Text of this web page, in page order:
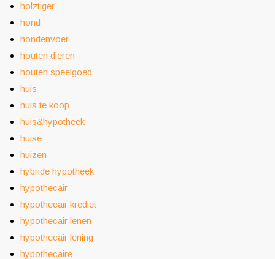
holztiger
hond
hondenvoer
houten dieren
houten speelgoed
huis
huis te koop
huis&hypotheek
huise
huizen
hybride hypotheek
hypothecair
hypothecair krediet
hypothecair lenen
hypothecair lening
hypothecaire